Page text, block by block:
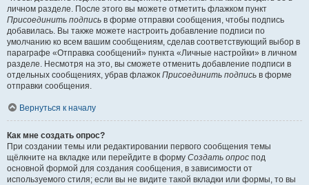
личном разделе. После этого вы можете отметить флажком пункт
Присоединить подпись в форме отправки сообщения, чтобы подпись
добавилась. Вы также можете настроить добавление подписи по
умолчанию ко всем вашим сообщениям, сделав соответствующий выбор в
параграфе «Отправка сообщений» пункта «Личные настройки» в личном
разделе. Несмотря на это, вы сможете отменить добавление подписи в
отдельных сообщениях, убрав флажок Присоединить подпись в форме
отправки сообщения.
Вернуться к началу
Как мне создать опрос?
При создании темы или редактировании первого сообщения темы
щёлкните на вкладке или перейдите в форму Создать опрос под
основной формой для создания сообщения, в зависимости от
используемого стиля; если вы не видите такой вкладки или формы, то вы